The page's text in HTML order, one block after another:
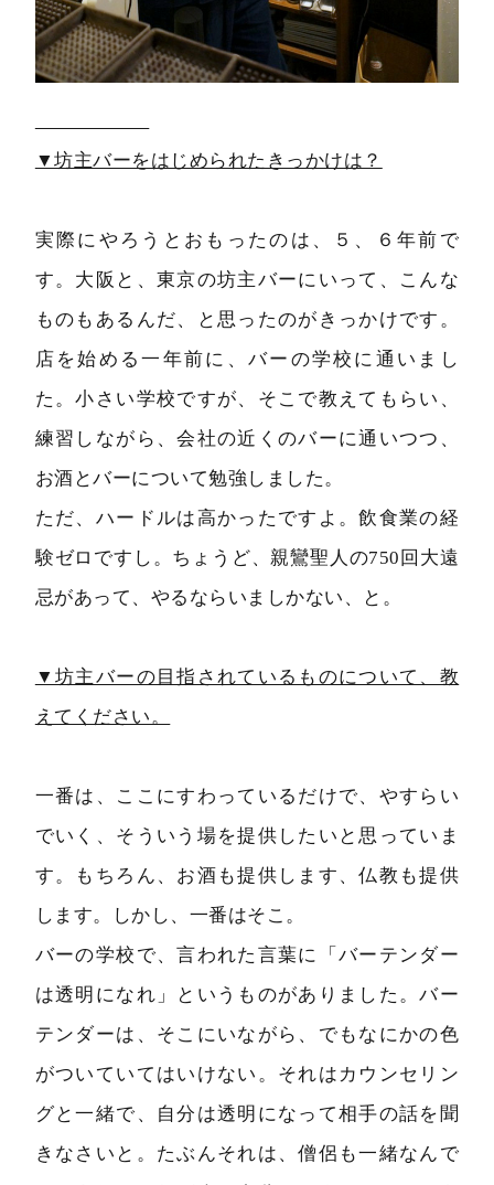
▼坊主バーをはじめられたきっかけは？
実際にやろうとおもったのは、５、６年前で
す。大阪と、東京の坊主バーにいって、こんな
ものもあるんだ、と思ったのがきっかけです。
店を始める一年前に、バーの学校に通いまし
た。小さい学校ですが、そこで教えてもらい、
練習しながら、会社の近くのバーに通いつつ、
お酒とバーについて勉強しました。
ただ、ハードルは高かったですよ。飲食業の経
験ゼロですし。ちょうど、親鸞聖人の750回大遠
忌があって、やるならいましかない、と。
▼坊主バーの目指されているものについて、教
えてください。
一番は、ここにすわっているだけで、やすらい
でいく、そういう場を提供したいと思っていま
す。もちろん、お酒も提供します、仏教も提供
します。しかし、一番はそこ。
バーの学校で、言われた言葉に「バーテンダー
は透明になれ」というものがありました。バー
テンダーは、そこにいながら、でもなにかの色
がついていてはいけない。それはカウンセリン
グと一緒で、自分は透明になって相手の話を聞
きなさいと。たぶんそれは、僧侶も一緒なんで